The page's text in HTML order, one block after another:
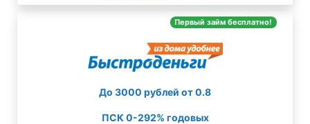
Первый займ бесплатно!
До 3000 рублей от 0.8
ПСК 0-292% годовых